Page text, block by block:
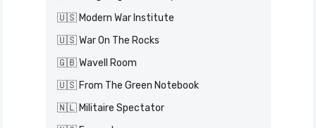
🇺🇸 Modern War Institute
🇺🇸 War On The Rocks
🇬🇧 Wavell Room
🇺🇸 From The Green Notebook
🇳🇱 Militaire Spectator